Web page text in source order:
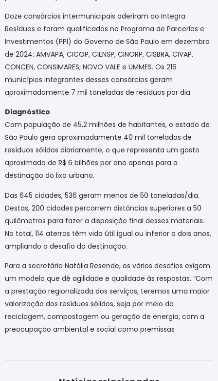
Doze consórcios intermunicipais aderiram ao Integra
Resíduos e foram qualificados no Programa de Parcerias e
Investimentos (PPI) do Governo de São Paulo em dezembro
de 2024: AMVAPA, CICOP, CIENSP, CINORP, CISBRA, CIVAP,
CONCEN, CONSIMARES, NOVO VALE e UMMES. Os 216
municípios integrantes desses consórcios geram
aproximadamente 7 mil toneladas de resíduos por dia.
Diagnóstico
Com população de 45,2 milhões de habitantes, o estado de
São Paulo gera aproximadamente 40 mil toneladas de
resíduos sólidos diariamente, o que representa um gasto
aproximado de R$ 6 bilhões por ano apenas para a
destinação do lixo urbano.
Das 645 cidades, 536 geram menos de 50 toneladas/dia.
Destas, 200 cidades percorrem distâncias superiores a 50
quilômetros para fazer a disposição final desses materiais.
No total, 114 aterros têm vida útil igual ou inferior a dois anos,
ampliando o desafio da destinação.
Para a secretária Natália Resende, os vários desafios exigem
um modelo que dê agilidade e qualidade às respostas. “Com
a prestação regionalizada dos serviços, teremos uma maior
valorização dos resíduos sólidos, seja por meio da
reciclagem, compostagem ou geração de energia, com a
preocupação ambiental e social como premissas